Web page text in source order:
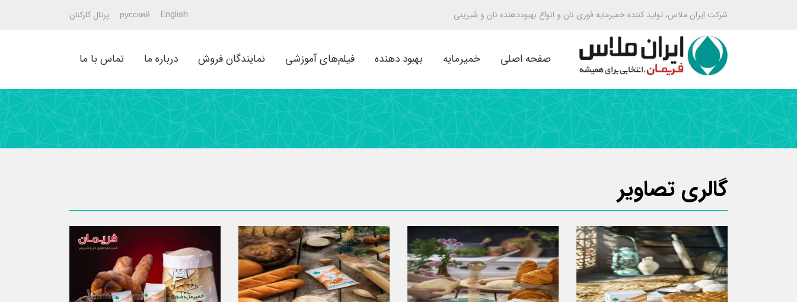
شرکت ایران ملاس، تولید کننده خمیرمایه فوری نان و انواع بهبوددهنده نان و شیرینی پرتال کارکنان русский English
صفحه اصلی خمیرمایه بهبود دهنده فیلم‌های آموزشی نمایندگان فروش درباره ما تماس با ما
گالری تصاویر